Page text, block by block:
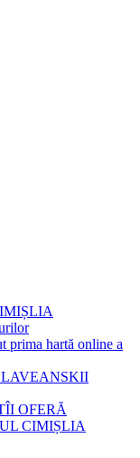
prima hartă online a
OFERĂ
CIMIȘLIA